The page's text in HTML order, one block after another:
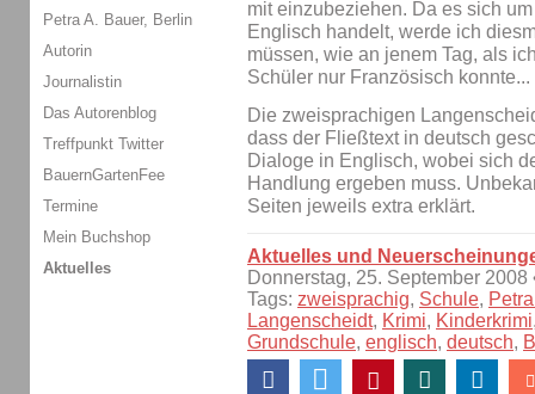
mit einzubeziehen. Da es sich
Englisch handelt, werde ich
müssen, wie an jenem Tag, als
Schüler nur Französisch konnte...
Die zweisprachigen
dass der Fließtext in deutsch
Dialoge in Englisch, wobei sich
Handlung ergeben muss.
Seiten jeweils extra erklärt.
Aktuelles und
Donnerstag, 25. September 2008
Tags: zweisprachig, Schule,
Langenscheidt, Krimi, Kinderkrimi
Grundschule, englisch, deutsch,
Petra A. Bauer, Berlin
Autorin
Journalistin
Das Autorenblog
Treffpunkt Twitter
BauernGartenFee
Termine
Mein Buchshop
Aktuelles